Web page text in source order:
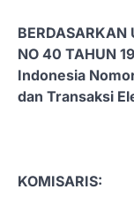
BERDASARKAN
NO 40 TAHUN
Indonesia
dan Transaksi
KOMISARIS: